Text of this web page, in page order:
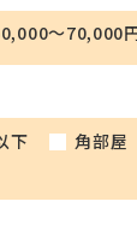
～70,000
下
角部屋